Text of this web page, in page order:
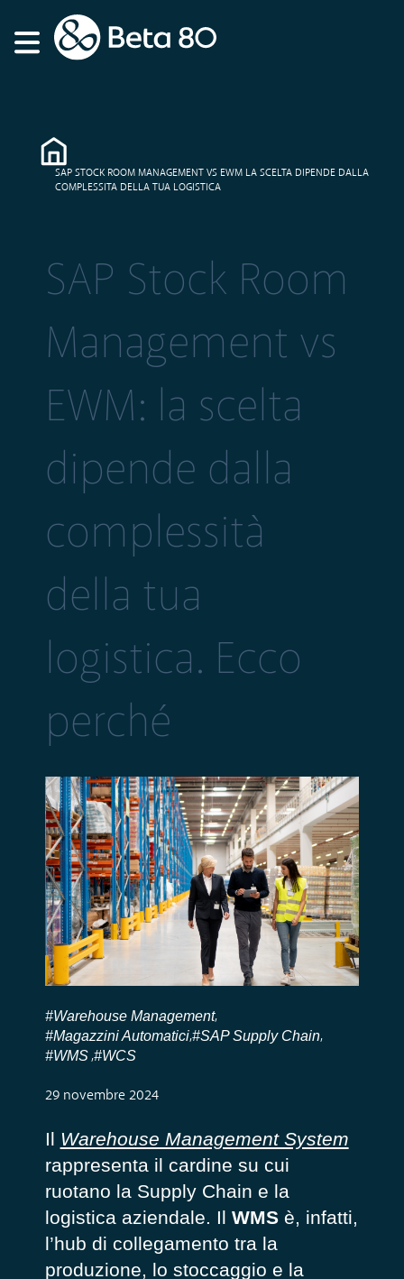
SAP STOCK ROOM MANAGEMENT VS EWM LA SCELTA DIPENDE DALLA
COMPLESSITA DELLA TUA LOGISTICA
SAP Stock Room
Management vs
EWM: la scelta
dipende dalla
complessità
della tua
logistica. Ecco
perché
#Warehouse Management,
#Magazzini Automatici,#SAP Supply Chain,
#WMS ,#WCS
29 novembre 2024
Il Warehouse Management System
rappresenta il cardine su cui
ruotano la Supply Chain e la
logistica aziendale. Il WMSè, infatti,
l’hub di collegamento tra la
produzione, lo stoccaggio e la